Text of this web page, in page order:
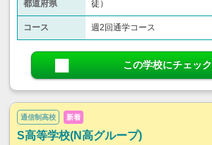
都道府県
徒）
コース 週2回通学コース
この学校にチェック
通信制高校 新着
S高等学校(N高グループ)